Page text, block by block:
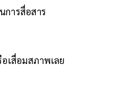
ารสื่อสาร
เสื่อมสภาพเลย